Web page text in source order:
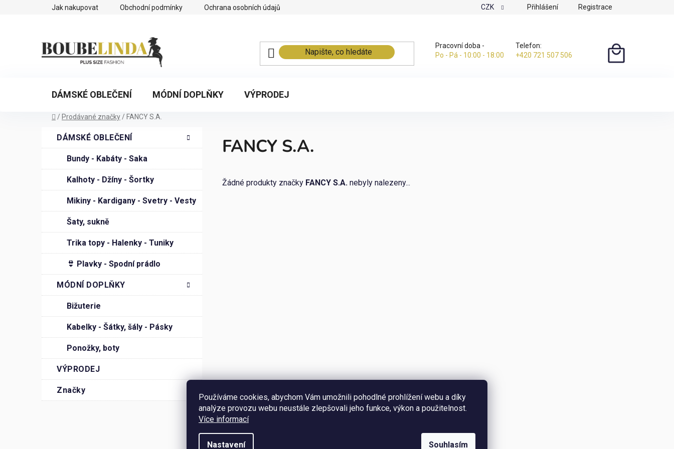
Používáme cookies, abychom Vám umožnili pohodlné prohlížení webu a díky
analýze provozu webu neustále zlepšovali jeho funkce, výkon a použitelnost.
Více informací
Nastavení Souhlasím
Jak nakupovat Obchodní podmínky Ochrana osobních údajů CZK Přihlášení Registrace
Pracovní doba -
Po - Pá - 10:00 - 18:00
Telefon:
+420 721 507 506
NÁKUPNÍ
DÁMSKÉ OBLEČENÍ MÓDNÍ DOPLŇKY VÝPRODEJ
Domů
/ Prodávané značky / FANCY S.A.
o
t
n
í
p
n
Přeskočit
kategorie
e
o
i
DÁMSKÉ OBLEČENÍ
Bundy - Kabáty - Saka
Kalhoty - Džíny - Šortky
Mikiny - Kardigany - Svetry - Vesty
Šaty, sukně
Trika topy - Halenky - Tuniky
👙 Plavky - Spodní prádlo
MÓDNÍ DOPLŇKY
Bižuterie
Kabelky - Šátky, šály - Pásky
Ponožky, boty
VÝPRODEJ
Značky
FANCY S.A.
Žádné produkty značky FANCY S.A. nebyly nalezeny...